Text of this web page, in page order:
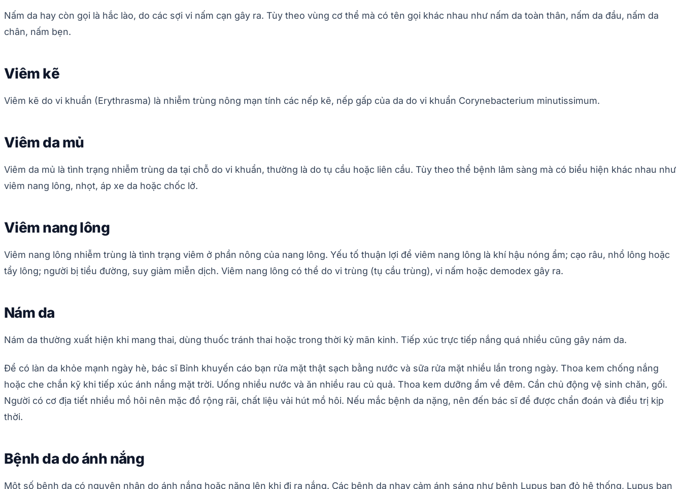
Nấm da hay còn gọi là hắc lào, do các sợi vi nấm cạn gây ra. Tùy theo vùng cơ thể mà có tên gọi khác nhau như nấm da toàn thân, nấm da đầu, nấm da
chân, nấm bẹn.
Viêm kẽ
Viêm kẽ do vi khuẩn (Erythrasma) là nhiễm trùng nông mạn tính các nếp kẽ, nếp gấp của da do vi khuẩn Corynebacterium minutissimum.
Viêm da mủ
Viêm da mủ là tình trạng nhiễm trùng da tại chỗ do vi khuẩn, thường là do tụ cầu hoặc liên cầu. Tùy theo thể bệnh lâm sàng mà có biểu hiện khác nhau như
viêm nang lông, nhọt, áp xe da hoặc chốc lở.
Viêm nang lông
Viêm nang lông nhiễm trùng là tình trạng viêm ở phần nông của nang lông. Yếu tố thuận lợi để viêm nang lông là khí hậu nóng ẩm; cạo râu, nhổ lông hoặc
tẩy lông; người bị tiểu đường, suy giảm miễn dịch. Viêm nang lông có thể do vi trùng (tụ cầu trùng), vi nấm hoặc demodex gây ra.
Nám da
Nám da thường xuất hiện khi mang thai, dùng thuốc tránh thai hoặc trong thời kỳ mãn kinh. Tiếp xúc trực tiếp nắng quá nhiều cũng gây nám da.
Để có làn da khỏe mạnh ngày hè, bác sĩ Bỉnh khuyến cáo bạn rửa mặt thật sạch bằng nước và sữa rửa mặt nhiều lần trong ngày. Thoa kem chống nắng
hoặc che chắn kỹ khi tiếp xúc ánh nắng mặt trời. Uống nhiều nước và ăn nhiều rau củ quả. Thoa kem dưỡng ẩm về đêm. Cần chủ động vệ sinh chăn, gối.
Người có cơ địa tiết nhiều mồ hôi nên mặc đồ rộng rãi, chất liệu vải hút mồ hôi. Nếu mắc bệnh da nặng, nên đến bác sĩ để được chẩn đoán và điều trị kịp
thời.
Bệnh da do ánh nắng
Một số bệnh da có nguyên nhân do ánh nắng hoặc nặng lên khi đi ra nắng. Các bệnh da nhạy cảm ánh sáng như bệnh Lupus ban đỏ hệ thống, Lupus ban